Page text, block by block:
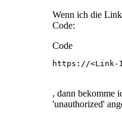
Wenn ich die
Code:
Code
https://<Link-
, dann bekomme
'unauthorized'